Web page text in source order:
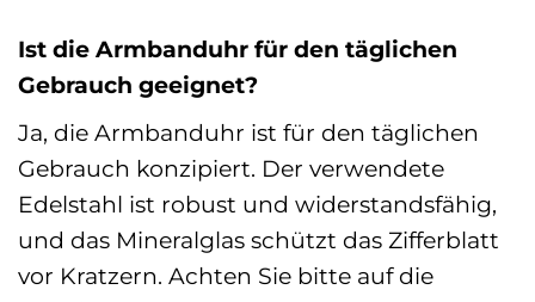
Ist die Armbanduhr für den täglichen
Gebrauch geeignet?
Ja, die Armbanduhr ist für den täglichen
Gebrauch konzipiert. Der verwendete
Edelstahl ist robust und widerstandsfähig,
und das Mineralglas schützt das Zifferblatt
vor Kratzern. Achten Sie bitte auf die